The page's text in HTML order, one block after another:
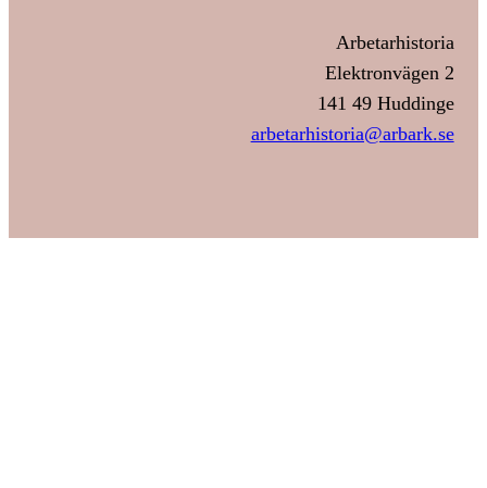
Arbetarhistoria
Elektronvägen 2
141 49 Huddinge
arbetarhistoria@arbark.se